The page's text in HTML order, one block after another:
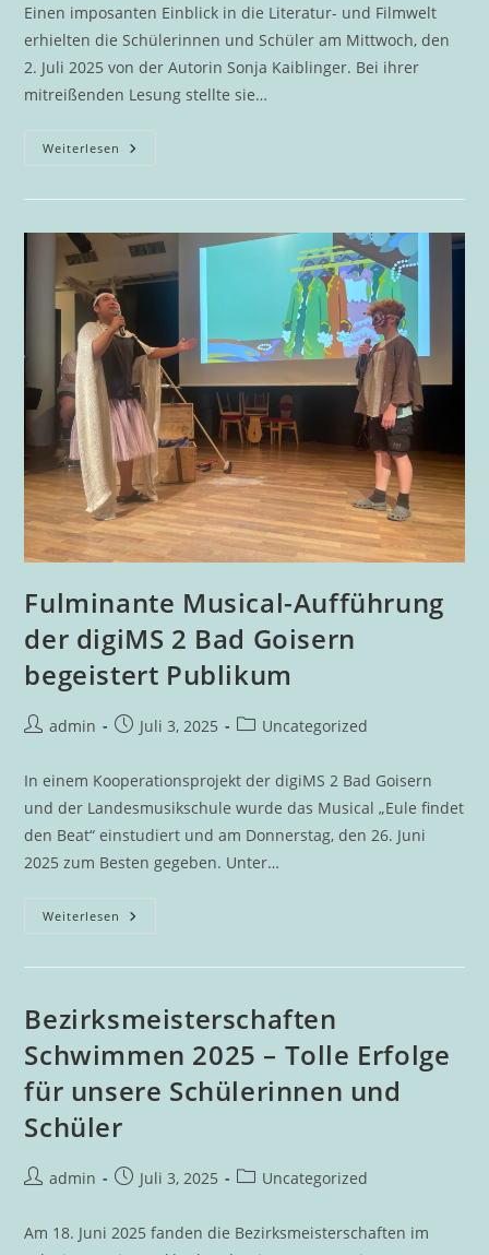
Einen imposanten Einblick in die Literatur- und Filmwelt
erhielten die Schülerinnen und Schüler am Mittwoch, den
2. Juli 2025 von der Autorin Sonja Kaiblinger. Bei ihrer
mitreißenden Lesung stellte sie…
Weiterlesen Autorin
Sonja
Fulminante Musical-Aufführung
der digiMS 2 Bad Goisern
begeistert Publikum
Beitrags-
admin
BeitragJuli 3, 2025
Beitrags-
Uncategorized
In einem Kooperationsprojekt der digiMS 2 Bad Goisern
und der Landesmusikschule wurde das Musical „Eule findet
den Beat“ einstudiert und am Donnerstag, den 26. Juni
2025 zum Besten gegeben. Unter…
Weiterlesen Fulminante
Musical-
Der
Goisern
Publikum
Bezirksmeisterschaften
Schwimmen 2025 – Tolle Erfolge
für unsere Schülerinnen und
Schüler
Beitrags-
admin
BeitragJuli 3, 2025
Beitrags-
Uncategorized
Am 18. Juni 2025 fanden die Bezirksmeisterschaften im